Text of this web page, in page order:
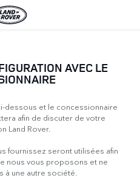
AVEC LE
dessous et le concessionnaire
afin de discuter de votre
Land Rover.
fournissez seront utilisées afin
nous vous proposons et ne
à une autre société.